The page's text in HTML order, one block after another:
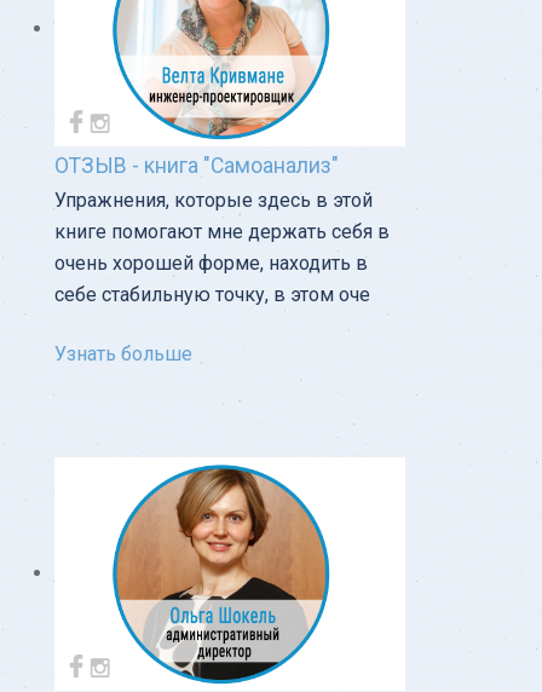
ОТЗЫВ - книга "Самоанализ"
Упражнения, которые здесь в этой
книге помогают мне держать себя в
очень хорошей форме, находить в
себе стабильную точку, в этом оче
Узнать больше